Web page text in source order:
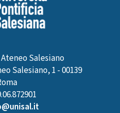
Salesiano
Salesiano, 1 - 00139